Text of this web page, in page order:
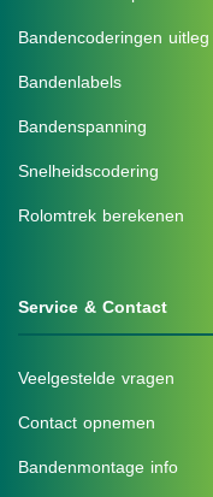
Bandencoderingen uitleg
Bandenlabels
Bandenspanning
Snelheidscodering
Rolomtrek berekenen
Service & Contact
Veelgestelde vragen
Contact opnemen
Bandenmontage info